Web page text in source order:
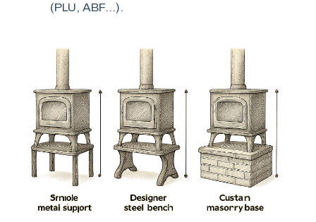
(PLU, ABF…).